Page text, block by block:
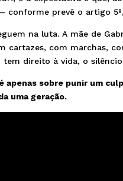
prevê o artigo
na luta. A mãe de
cartazes, com marchas,
direito à vida, o
apenas sobre punir um
uma geração.